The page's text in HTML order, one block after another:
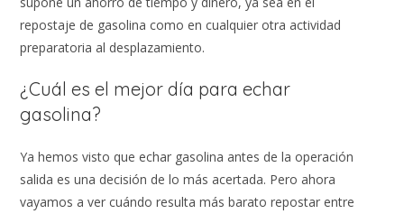
repostaje de gasolina como en cualquier otra actividad
preparatoria al desplazamiento.
¿Cuál es el mejor día para echar
gasolina?
Ya hemos visto que echar gasolina antes de la operación
salida es una decisión de lo más acertada. Pero ahora
vayamos a ver cuándo resulta más barato repostar entre